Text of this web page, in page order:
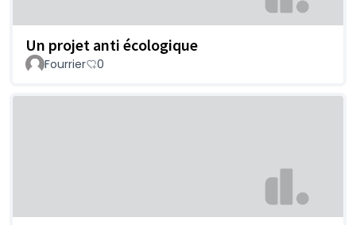
Un projet anti écologique
Fourrier 0